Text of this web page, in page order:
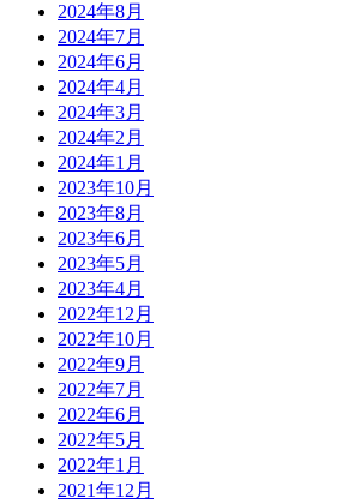
2024年8月
2024年7月
2024年6月
2024年4月
2024年3月
2024年2月
2024年1月
2023年10月
2023年8月
2023年6月
2023年5月
2023年4月
2022年12月
2022年10月
2022年9月
2022年7月
2022年6月
2022年5月
2022年1月
2021年12月